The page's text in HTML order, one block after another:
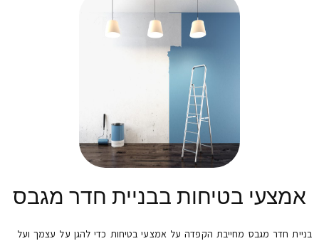
אמצעי בטיחות בבניית חדר מגבס
בניית חדר מגבס מחייבת הקפדה על אמצעי בטיחות כדי להגן על עצמך ועל